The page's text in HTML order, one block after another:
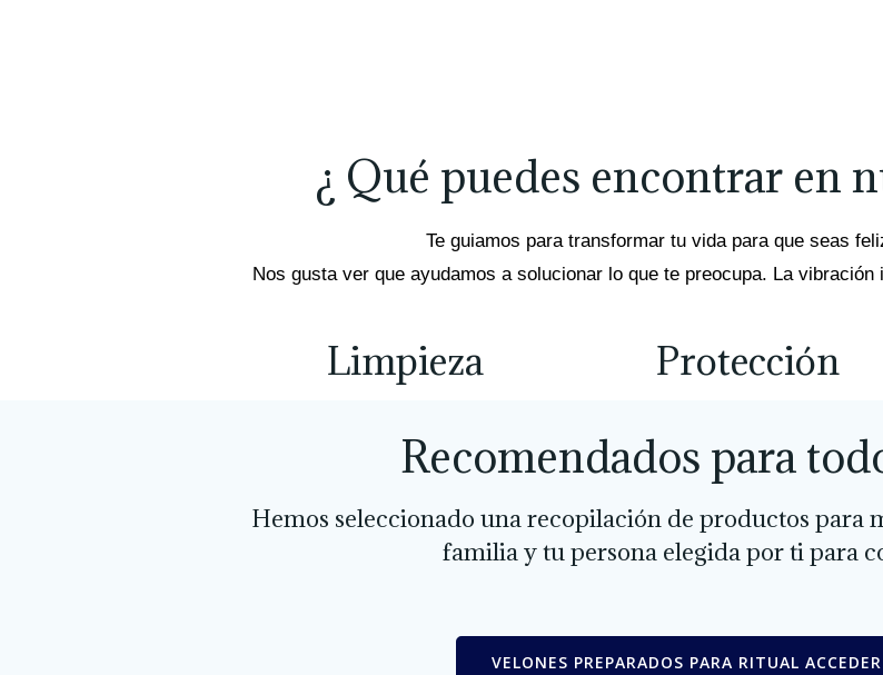
¿ Qué puedes encontrar en
Te guiamos para transformar tu vida para que seas
Nos gusta ver que ayudamos a solucionar lo que te preocupa. La
Limpieza Protección
Recomendados para
Hemos seleccionado una recopilación de productos para
familia y tu persona elegida por ti para
VELONES PREPARADOS PARA RITUAL